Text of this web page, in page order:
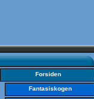
Forsiden
Fantasiskogen